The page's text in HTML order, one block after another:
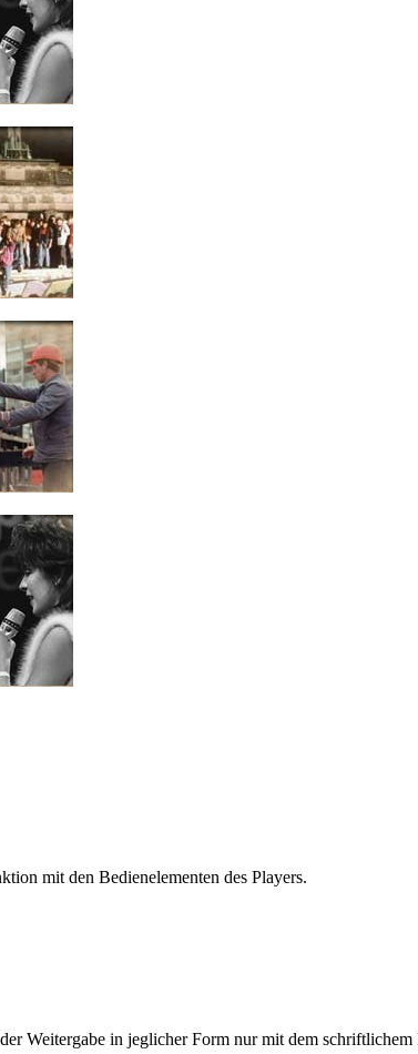
mit den Bedienelementen des Players.
Weitergabe in jeglicher Form nur mit dem